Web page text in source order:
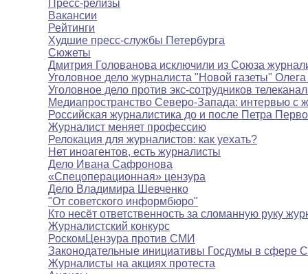
Пресс-релизы
Вакансии
Рейтинги
Худшие пресс-службы Петербурга
Сюжеты
Дмитрия Голованова исключили из Союза
Уголовное дело журналиста "Новой газеты"
Уголовное дело против экс-сотрудников
Медиапространство Северо-Запада: интервью с
Российская журналистика до и после Петра
Журналист меняет профессию
Релокация для журналистов: как уехать?
Нет иноагентов, есть журналисты
Дело Ивана Сафронова
«Спецоперационная» цензура
Дело Владимира Шевченко
"От советского информбюро"
Кто несёт ответственность за сломанную руку
Журналистский конкурс
РоскомЦензура против СМИ
Законодательные инициативы Госдумы в сфере
Журналисты на акциях протеста